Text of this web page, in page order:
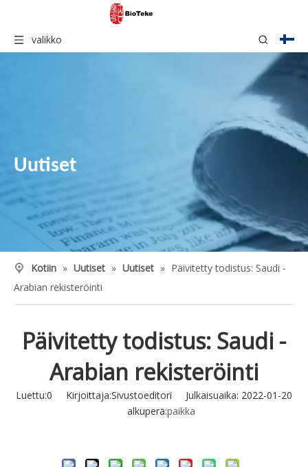
valikko
Uutiset
Kotiin » Uutiset » Uutiset » Päivitetty todistus: Saudi -
Arabian rekisteröinti
Päivitetty todistus: Saudi -
Arabian rekisteröinti
Luettu:0 Kirjoittaja:Sivustoeditori Julkaisuaika: 2022-01-20
alkuperä:paikka